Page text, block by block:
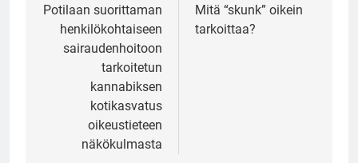
navigation
Potilaan suorittaman
henkilökohtaiseen
sairaudenhoitoon
tarkoitetun
kannabiksen
kotikasvatus
oikeustieteen
näkökulmasta
Mitä “skunk” oikein
tarkoittaa?